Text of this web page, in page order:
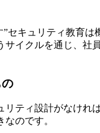
キュリティ教育
イクルを通じ、
ティ設計がなけ
のです。